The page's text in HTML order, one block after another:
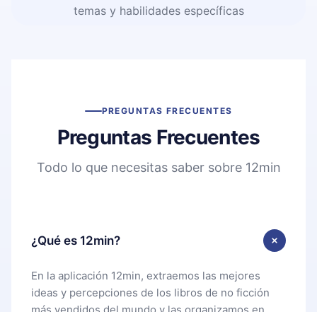
temas y habilidades específicas
PREGUNTAS FRECUENTES
Preguntas Frecuentes
Todo lo que necesitas saber sobre 12min
¿Qué es 12min?
En la aplicación 12min, extraemos las mejores
ideas y percepciones de los libros de no ficción